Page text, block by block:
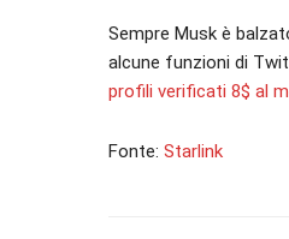
Sempre Musk è
alcune funzioni di
profili verificati 8$ al
Fonte: Starlink